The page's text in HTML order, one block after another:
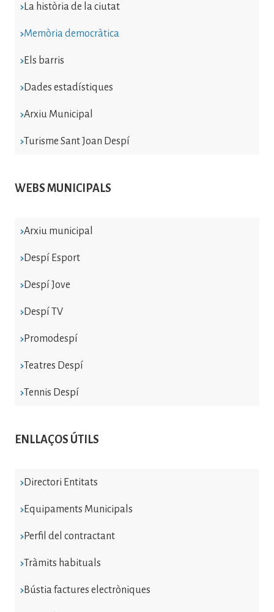
La història de la ciutat
Memòria democràtica
Els barris
Dades estadístiques
Arxiu Municipal
Turisme Sant Joan Despí
WEBS MUNICIPALS
Arxiu municipal
Despí Esport
Despí Jove
Despí TV
Promodespí
Teatres Despí
Tennis Despí
ENLLAÇOS ÚTILS
Directori Entitats
Equipaments Municipals
Perfil del contractant
Tràmits habituals
Bústia factures electròniques